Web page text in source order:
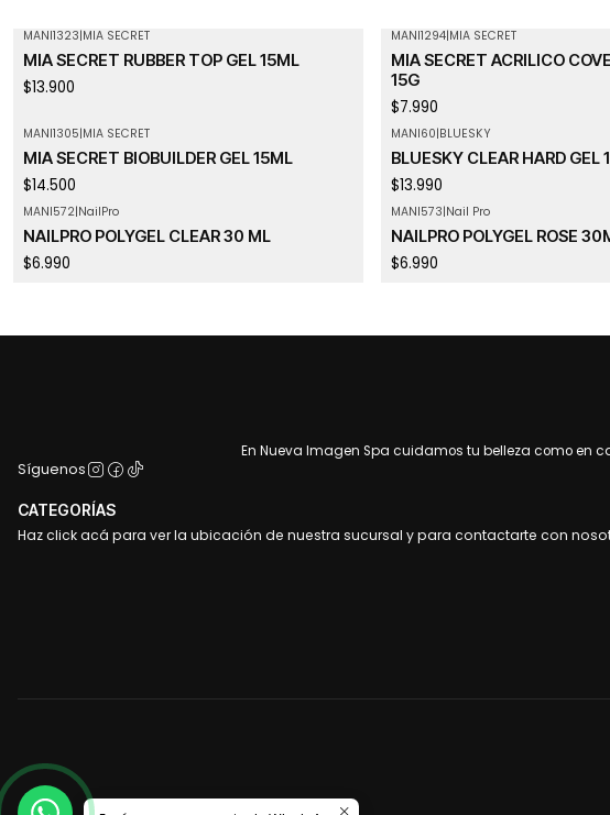
MANI1323|MIA SECRET
MIA SECRET RUBBER TOP GEL 15ML
$13.900
MANI1294|MIA SECRET
MIA SECRET ACRILICO
15G
$7.990
MANI1305|MIA SECRET
MIA SECRET BIOBUILDER GEL 15ML
$14.500
MANI60|BLUESKY
BLUESKY CLEAR HARD GEL
$13.990
MANI572|NailPro
NAILPRO POLYGEL CLEAR 30 ML
$6.990
MANI573|Nail Pro
NAILPRO POLYGEL ROSE
$6.990
En Nueva Imagen Spa cuidamos tu belleza como en
Síguenos
CATEGORÍAS
Haz click acá para ver la ubicación de nuestra sucursal y para contactarte con